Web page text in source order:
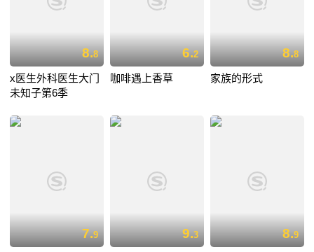
8.8
x医生外科医生大门
未知子第6季
6.2
咖啡遇上香草
8.8
家族的形式
7.9 9.3 8.9